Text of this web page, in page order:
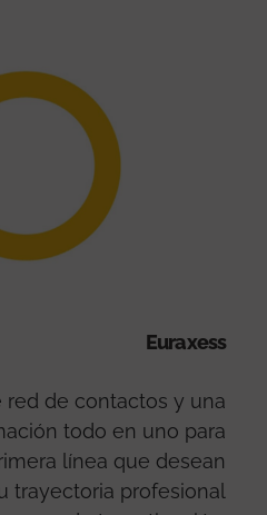
Euraxess
red de contactos y una
todo en uno para
línea que desean
trayectoria profesional